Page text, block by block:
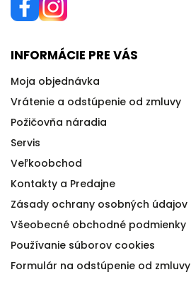
INFORMÁCIE PRE VÁS
Moja objednávka
Vrátenie a odstúpenie od zmluvy
Požičovňa náradia
Servis
Veľkoobchod
Kontakty a Predajne
Zásady ochrany osobných údajov
Všeobecné obchodné podmienky
Používanie súborov cookies
Formulár na odstúpenie od zmluvy